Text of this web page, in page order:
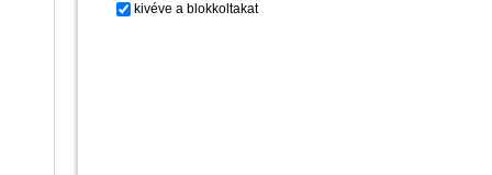
kivéve a blokkoltakat